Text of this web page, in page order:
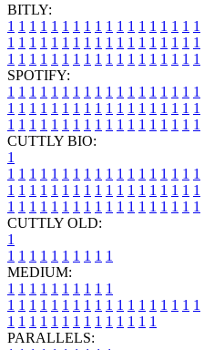
BITLY:
1 1 1 1 1 1 1 1 1 1 1 1 1 1 1 1 1 1
1 1 1 1 1 1 1 1 1 1 1 1 1 1 1 1 1 1
1 1 1 1 1 1 1 1 1 1 1 1 1 1 1 1 1 1
SPOTIFY:
1 1 1 1 1 1 1 1 1 1 1 1 1 1 1 1 1 1
1 1 1 1 1 1 1 1 1 1 1 1 1 1 1 1 1 1
1 1 1 1 1 1 1 1 1 1 1 1 1 1 1 1 1 1
CUTTLY BIO:
1
1 1 1 1 1 1 1 1 1 1 1 1 1 1 1 1 1 1
1 1 1 1 1 1 1 1 1 1 1 1 1 1 1 1 1 1
1 1 1 1 1 1 1 1 1 1 1 1 1 1 1 1 1 1
CUTTLY OLD:
1
1 1 1 1 1 1 1 1 1 1
MEDIUM:
1 1 1 1 1 1 1 1 1 1
1 1 1 1 1 1 1 1 1 1 1 1 1 1 1 1 1 1
1 1 1 1 1 1 1 1 1 1 1 1 1 1
PARALLELS: